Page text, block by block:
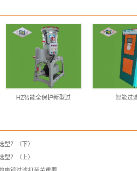
HZ智能全保护新型过 智能过
型？（下）
型？（上）